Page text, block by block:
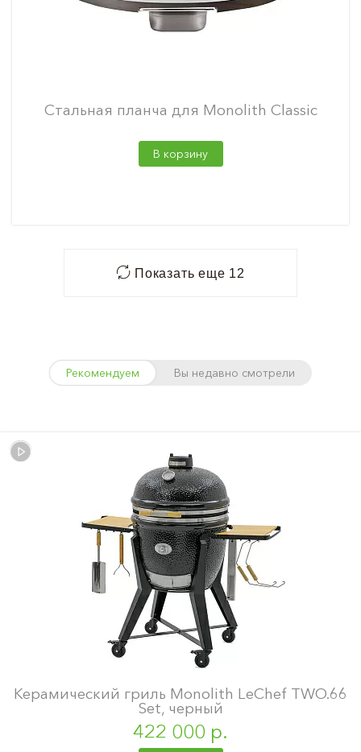
Стальная планча для Monolith Classic
В корзину
Показать еще 12
Рекомендуем Вы недавно смотрели
Керамический гриль Monolith LeChef TWO.66
Set, черный
422 000 р.